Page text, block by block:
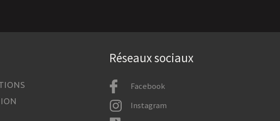
Réseaux sociaux
Facebook
Instagram